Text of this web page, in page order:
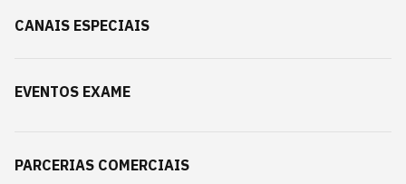
CANAIS ESPECIAIS
EVENTOS EXAME
PARCERIAS COMERCIAIS